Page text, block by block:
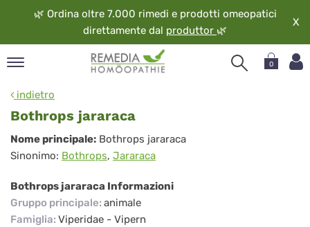
🌿 Ordina oltre 7.000 rimedi e prodotti omeopatici
direttamente dal produttor 🌿
X
0
indietro
Bothrops jararaca
Bothrops
jararaca
Nome principale: Bothrops jararaca
Sinonimo: Bothrops, Jararaca
Bothrops jararaca Informazioni
Gruppo principale: animale
Famiglia: Viperidae - Vipern